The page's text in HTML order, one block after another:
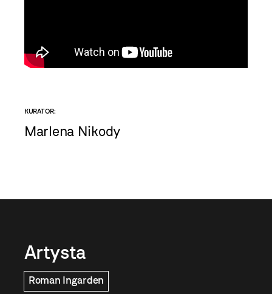
KURATOR:
Marlena Nikody
Artysta
Roman Ingarden